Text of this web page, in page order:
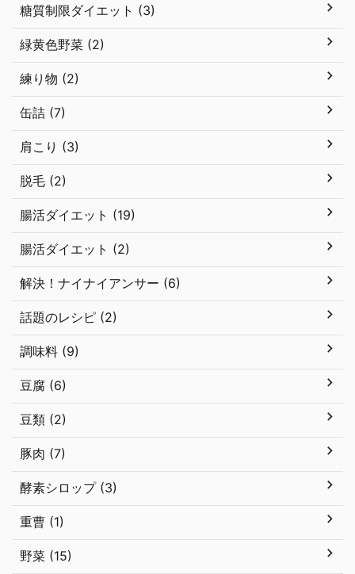
糖質制限ダイエット (3)
緑黄色野菜 (2)
練り物 (2)
缶詰 (7)
肩こり (3)
脱毛 (2)
腸活ダイエット (19)
腸活ダイエット (2)
解決！ナイナイアンサー (6)
話題のレシピ (2)
調味料 (9)
豆腐 (6)
豆類 (2)
豚肉 (7)
酵素シロップ (3)
重曹 (1)
野菜 (15)